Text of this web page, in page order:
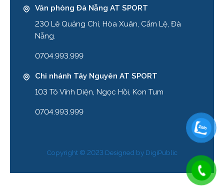
Văn phòng Đà Nẵng AT SPORT
230 Lê Quảng Chí, Hòa Xuân, Cẩm Lệ, Đà
Nẵng.
0704.993.999
Chi nhánh Tây Nguyên AT SPORT
103 Tô Vĩnh Diện, Ngọc Hồi, Kon Tum
0704.993.999
Copyright © 2023 Designed by DigiPublic